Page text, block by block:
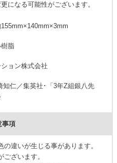
になる可能性がございます。
脂
ョン株式会社
仁／集英社･「3年Z組銀八先
事項
違いが生じる事があります。
ございます。